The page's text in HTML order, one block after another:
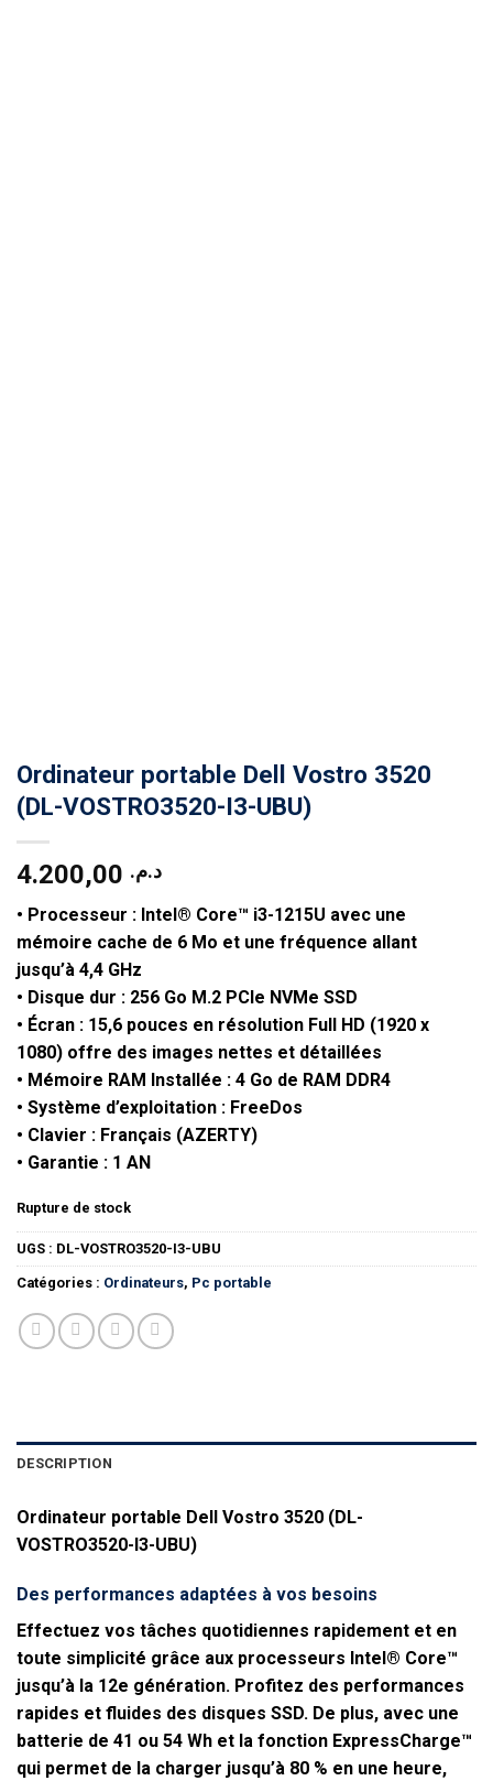
Ordinateur portable Dell Vostro 3520
(DL-VOSTRO3520-I3-UBU)
د.م.
• Processeur : Intel® Core™ i3-1215U avec une
mémoire cache de 6 Mo et une fréquence allant
jusqu’à 4,4 GHz
• Disque dur : 256 Go M.2 PCIe NVMe SSD
• Écran : 15,6 pouces en résolution Full HD (1920 x
1080) offre des images nettes et détaillées
• Mémoire RAM Installée : 4 Go de RAM DDR4
• Système d’exploitation : FreeDos
• Clavier : Français (AZERTY)
• Garantie : 1 AN
Rupture de stock
UGS : DL-VOSTRO3520-I3-UBU
Catégories : Ordinateurs, Pc portable
DESCRIPTION
Ordinateur portable Dell Vostro 3520 (DL-
VOSTRO3520-I3-UBU)
Des performances adaptées à vos besoins
Effectuez vos tâches quotidiennes rapidement et en
toute simplicité grâce aux processeurs Intel® Core™
jusqu’à la 12e génération. Profitez des performances
rapides et fluides des disques SSD. De plus, avec une
batterie de 41 ou 54 Wh et la fonction ExpressCharge™
qui permet de la charger jusqu’à 80 % en une heure,